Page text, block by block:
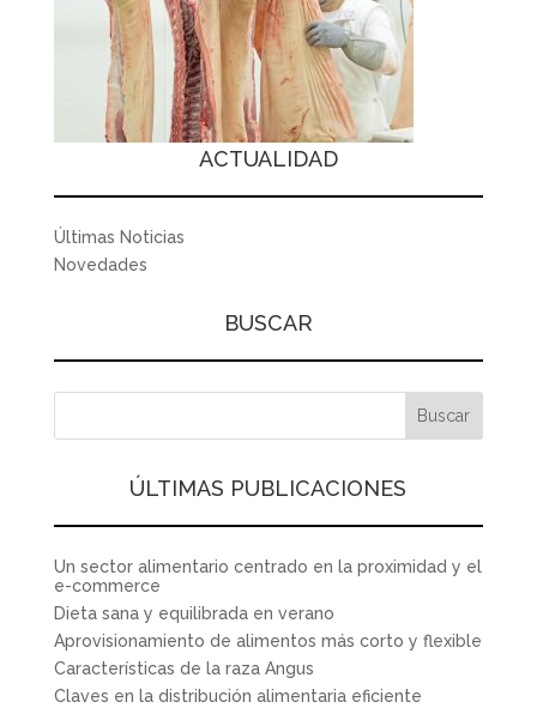
ACTUALIDAD
Últimas Noticias
Novedades
BUSCAR
ÚLTIMAS PUBLICACIONES
Un sector alimentario centrado en la proximidad y el
e-commerce
Dieta sana y equilibrada en verano
Aprovisionamiento de alimentos más corto y flexible
Características de la raza Angus
Claves en la distribución alimentaria eficiente